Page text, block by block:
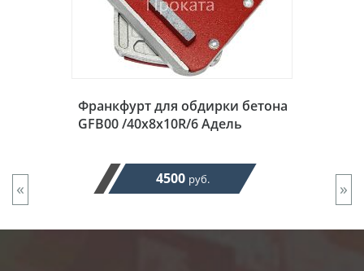
Франкфурт для обдирки бетона
GFB00 /40x8x10R/6 Адель
4500 руб.
« »